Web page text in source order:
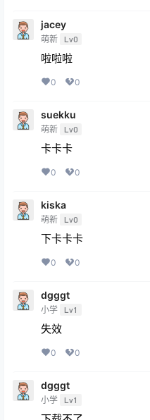
jacey
萌新 Lv0
啦啦啦
0 0
suekku
萌新 Lv0
卡卡卡
0 0
kiska
萌新 Lv0
下卡卡卡
0 0
dgggt
小学 Lv1
失效
0 0
dgggt
小学 Lv1